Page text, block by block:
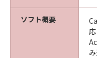
ソフト概要